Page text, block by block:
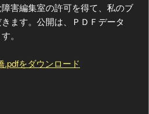
害編集室の許可を得て、私のブ
ます。公開は、ＰＤＦデータ
。
.pdfをダウンロード